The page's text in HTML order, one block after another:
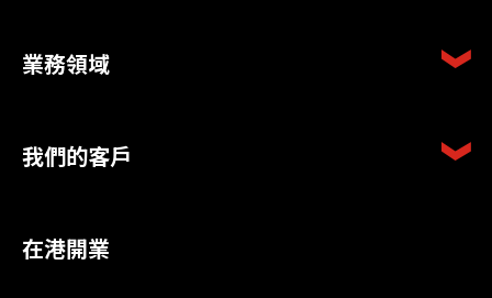
業務領域
我們的客戶
在港開業